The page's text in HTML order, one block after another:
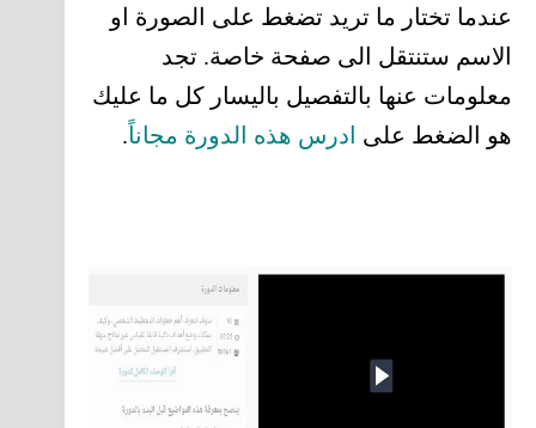
عندما تختار ما تريد تضغط على الصورة او
الاسم ستنتقل الى صفحة خاصة. تجد
معلومات عنها بالتفصيل باليسار كل ما عليك
هو الضغط على ادرس هذه الدورة مجاناً.